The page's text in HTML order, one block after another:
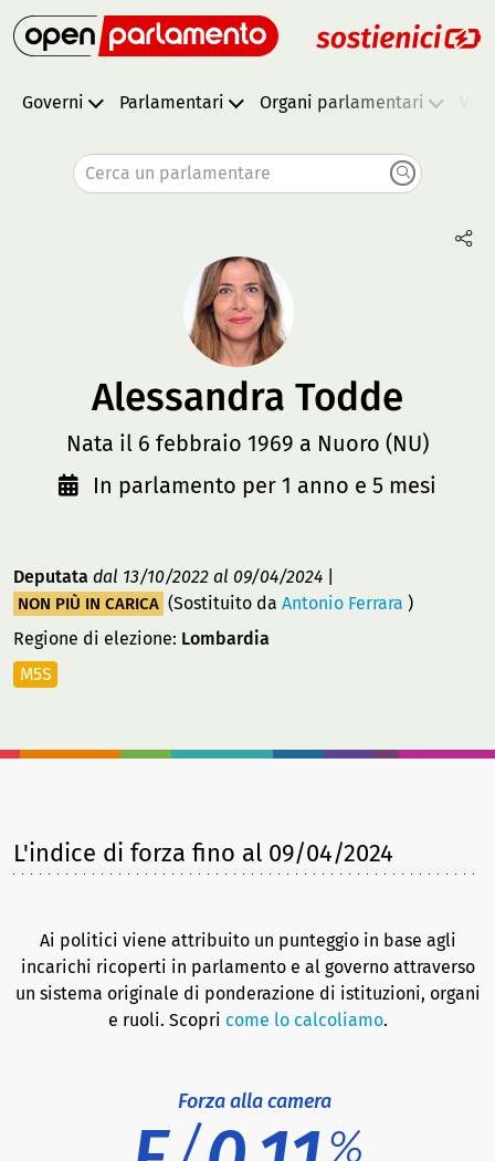
Governi Parlamentari Organi parlamentari
Cerca un parlamentare
Alessandra Todde
Nata il 6 febbraio 1969 a Nuoro (NU)
In parlamento per 1 anno e 5 mesi
Deputata dal 13/10/2022 al 09/04/2024
NON PIÙ IN CARICA (Sostituito da Antonio Ferrara )
Regione di elezione: Lombardia
M5S
L'indice di forza fino al 09/04/2024
Ai politici viene attribuito un punteggio in base agli
incarichi ricoperti in parlamento e al governo attraverso
un sistema originale di ponderazione di istituzioni, organi
e ruoli. Scopri come lo calcoliamo.
Forza alla camera
%